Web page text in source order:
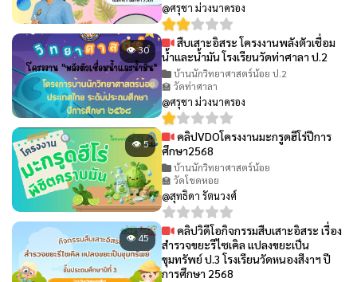
@ศรุชา ม่วงนาครอง
👁 30
สืบเสาะอิสระ โครงงานพลังตัวเชื่อม
น้ำและน้ำมัน โรงเรียนวัดท่าศาลา ป.2
บ้านนักวิทยาศาสตร์น้อย ป.2
🏫 วัดท่าศาลา
@ศรุชา ม่วงนาครอง
👁 5
คลิปVDOโครงงานมะกรูดฮีโร่ปีการ
ศึกษา2568
บ้านนักวิทยาศาสตร์น้อย
🏫 วัดโขดหอย
@สุทธิดา รัตนวงศ์
👁 45
คลิปวิดีโอกิจกรรมสืบเสาะอิสระ เรื่อง
สำรวจขยะรีไซเคิล แปลงขยะเป็น
ขุมทรัพย์ ป.3 โรงเรียนวัดหนองสีงาฯ ปี
การศึกษา 2568